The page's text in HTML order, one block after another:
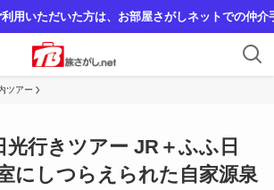
だいた方は、お部屋さがしネットでの仲介手数
ツアー
光行きツアー JR＋ふふ日
にしつらえられた自家源泉